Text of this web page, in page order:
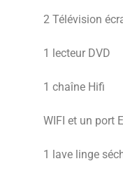
2 Télévision
1 lecteur DVD
1 chaîne Hifi
WIFI et un port
1 lave linge